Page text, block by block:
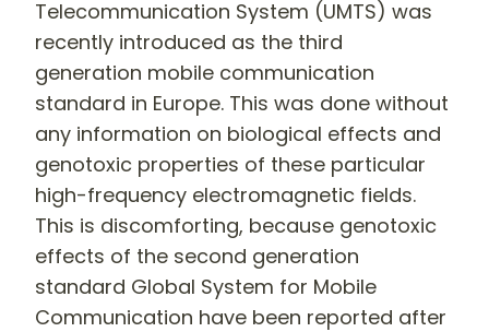
Telecommunication System (UMTS) was
recently introduced as the third
generation mobile communication
standard in Europe. This was done without
any information on biological effects and
genotoxic properties of these particular
high-frequency electromagnetic fields.
This is discomforting, because genotoxic
effects of the second generation
standard Global System for Mobile
Communication have been reported after